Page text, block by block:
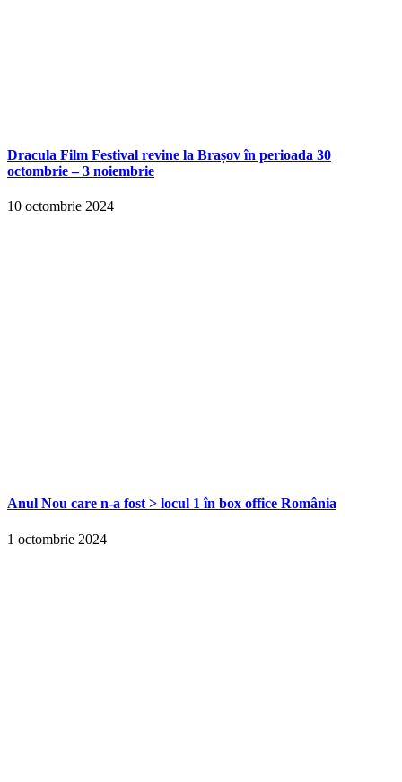
Dracula Film Festival revine la Brașov în perioada 30
octombrie – 3 noiembrie
10 octombrie 2024
Anul Nou care n-a fost > locul 1 în box office România
1 octombrie 2024